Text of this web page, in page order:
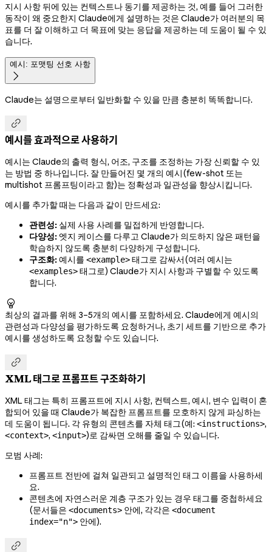
지시 사항 뒤에 있는 컨텍스트나 동기를 제공하는 것, 예를 들어 그러한
동작이 왜 중요한지 Claude에게 설명하는 것은 Claude가 여러분의 목
표를 더 잘 이해하고 더 목표에 맞는 응답을 제공하는 데 도움이 될 수 있
습니다.
예시: 포맷팅 선호 사항

Claude는 설명으로부터 일반화할 수 있을 만큼 충분히 똑똑합니다.

예시를 효과적으로 사용하기
예시는 Claude의 출력 형식, 어조, 구조를 조정하는 가장 신뢰할 수 있
는 방법 중 하나입니다. 잘 만들어진 몇 개의 예시(few-shot 또는
multishot 프롬프팅이라고 함)는 정확성과 일관성을 향상시킵니다.
예시를 추가할 때는 다음과 같이 만드세요:
관련성: 실제 사용 사례를 밀접하게 반영합니다.
다양성: 엣지 케이스를 다루고 Claude가 의도하지 않은 패턴을
학습하지 않도록 충분히 다양하게 구성합니다.
구조화:예시를 <example>태그로 감싸서(여러 예시는
<examples>태그로) Claude가 지시 사항과 구별할 수 있도록
합니다.

최상의 결과를 위해 3–5개의 예시를 포함하세요. Claude에게 예시의
관련성과 다양성을 평가하도록 요청하거나, 초기 세트를 기반으로 추가
예시를 생성하도록 요청할 수도 있습니다.

XML 태그로 프롬프트 구조화하기
XML 태그는 특히 프롬프트에 지시 사항, 컨텍스트, 예시, 변수 입력이 혼
합되어 있을 때 Claude가 복잡한 프롬프트를 모호하지 않게 파싱하는
데 도움이 됩니다. 각 유형의 콘텐츠를 자체 태그(예: <instructions>,
<context>, <input>)로 감싸면 오해를 줄일 수 있습니다.
모범 사례:
프롬프트 전반에 걸쳐 일관되고 설명적인 태그 이름을 사용하세
요.
콘텐츠에 자연스러운 계층 구조가 있는 경우 태그를 중첩하세요
(문서들은 <documents> 안에, 각각은 <document
index="n"> 안에).
